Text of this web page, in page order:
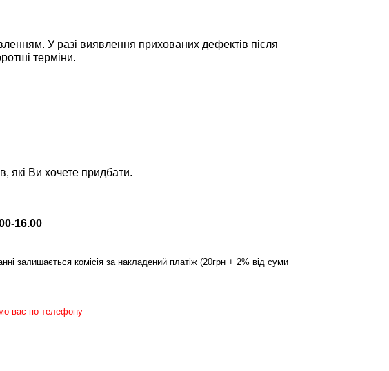
У разі виявлення прихованих дефектів після
терміни.
які Ви хочете придбати.
16.00
залишається комісія за накладений платіж (20грн + 2% від суми
вас по телефону